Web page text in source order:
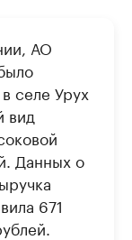
АО
селе Урух
вид
Данных о
671